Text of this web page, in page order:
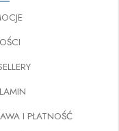
I PŁATNOŚĆ